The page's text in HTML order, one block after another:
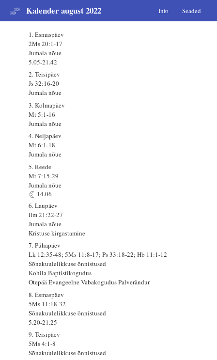
Kalender august 2022 Info Seaded
1. Esmaspäev
2Ms 20:1-17
Jumala nõue
5.05-21.42
2. Teisipäev
Js 32:16-20
Jumala nõue
3. Kolmapäev
Mt 5:1-16
Jumala nõue
4. Neljapäev
Mt 6:1-18
Jumala nõue
5. Reede
Mt 7:15-29
Jumala nõue
14.06
6. Laupäev
Ilm 21:22-27
Jumala nõue
Kristuse kirgastamine
7. Pühapäev
Lk 12:35-48; 5Ms 11:8-17; Ps 33:18-22; Hb 11:1-12
Sõnakuulelikkuse õnnistused
Kohila Baptistikogudus
Otepää Evangeelne Vabakogudus Palverändur
8. Esmaspäev
5Ms 11:18-32
Sõnakuulelikkuse õnnistused
5.20-21.25
9. Teisipäev
5Ms 4:1-8
Sõnakuulelikkuse õnnistused